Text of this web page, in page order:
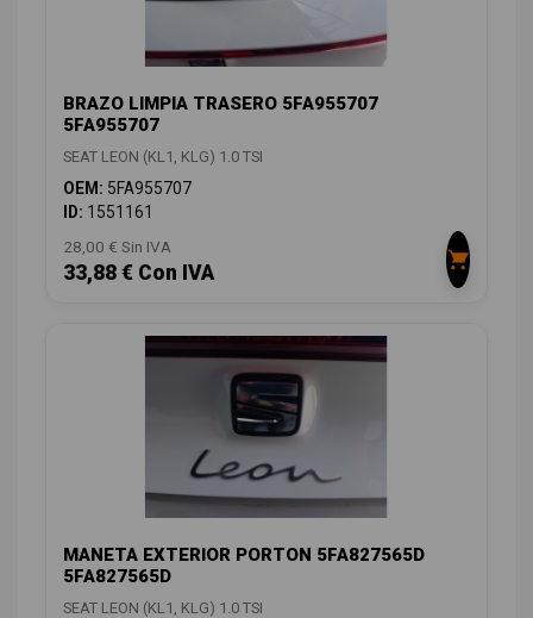
BRAZO LIMPIA TRASERO 5FA955707
5FA955707
SEAT LEON (KL1, KLG) 1.0 TSI
OEM: 5FA955707
ID: 1551161
28,00 € Sin IVA
33,88 € Con IVA
MANETA EXTERIOR PORTON 5FA827565D
5FA827565D
SEAT LEON (KL1, KLG) 1.0 TSI